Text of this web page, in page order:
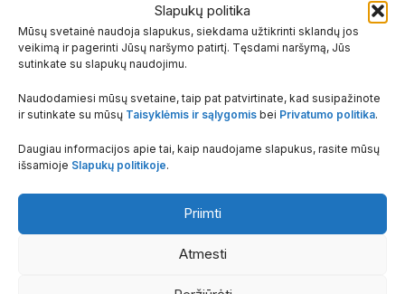
Slapukų politika
Mūsų svetainė naudoja slapukus, siekdama užtikrinti sklandų jos
veikimą ir pagerinti Jūsų naršymo patirtį. Tęsdami naršymą, Jūs
sutinkate su slapukų naudojimu.
Naudodamiesi mūsų svetaine, taip pat patvirtinate, kad susipažinote
ir sutinkate su mūsų Taisyklėmis ir sąlygomis bei Privatumo politika.
Daugiau informacijos apie tai, kaip naudojame slapukus, rasite mūsų
išsamioje Slapukų politikoje.
Priimti
Atmesti
75 KW
Radiant R1K75 POWER-TECH
kondensacinis pakabinamas
dujinis katilas 75 kW šildymui
– dvigubas šilumokaitis,